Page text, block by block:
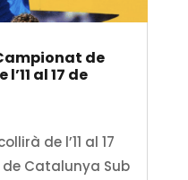
de
al 17 de
de l’11 al 17
Catalunya Sub